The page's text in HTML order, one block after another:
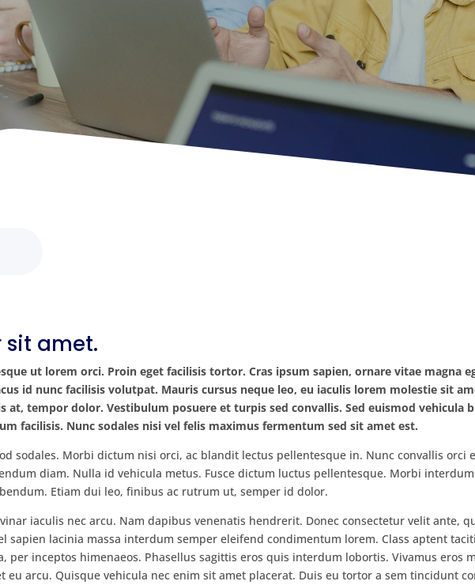
sit amet.
ut lorem orci. Proin eget facilisis tortor. Cras ipsum sapien, ornare vitae magna
id nunc facilisis volutpat. Mauris cursus neque leo, eu iaculis lorem molestie sit
tempor dolor. Vestibulum posuere et turpis sed convallis. Sed euismod vehicula
facilisis. Nunc sodales nisi vel felis maximus fermentum sed sit amet est.
sodales. Morbi dictum nisi orci, ac blandit lectus pellentesque in. Nunc convallis orci
diam. Nulla id vehicula metus. Fusce dictum luctus pellentesque. Morbi
Etiam dui leo, finibus ac rutrum ut, semper id dolor.
iaculis nec arcu. Nam dapibus venenatis hendrerit. Donec consectetur velit ante,
sapien lacinia massa interdum semper eleifend condimentum lorem. Class aptent
inceptos himenaeos. Phasellus sagittis eros quis interdum lobortis. Vivamus eros
eu arcu. Quisque vehicula nec enim sit amet placerat. Duis eu tortor a sem tincidunt